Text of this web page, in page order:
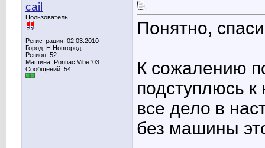
cail
Пользователь
Регистрация: 02.03.2010
Город: Н.Новгород
Регион: 52
Машина: Pontiac Vibe '03
Сообщений: 54
Понятно,
К сожалению
подступлюсь
все дело в
без машины